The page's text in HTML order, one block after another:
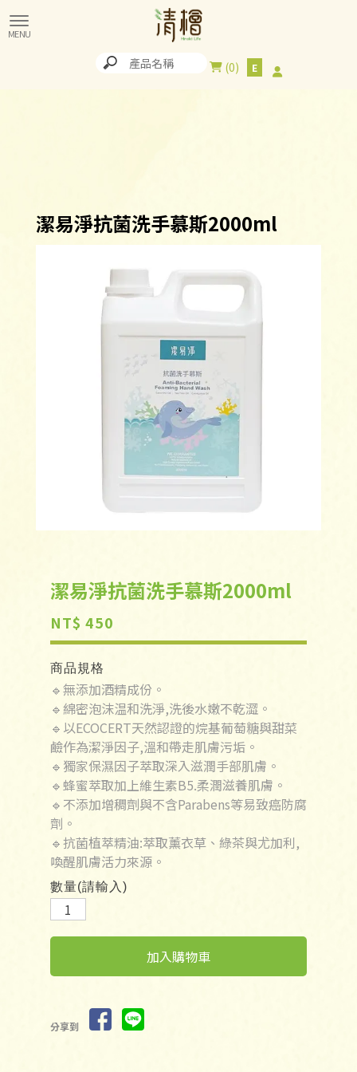
0
潔易淨抗菌洗手慕斯2000ml
潔易淨抗菌洗手慕斯2000ml
NT$ 450
商品規格
🔹無添加酒精成份。
🔹綿密泡沫温和洗淨,洗後水嫩不乾澀。
🔹以ECOCERT天然認證的烷基葡萄糖與甜菜
鹼作為潔淨因子,溫和帶走肌膚污垢。
🔹獨家保濕因子萃取深入滋潤手部肌膚。
🔹蜂蜜萃取加上維生素B5.柔潤滋養肌膚。
🔹不添加增稠劑與不含Parabens等易致癌防腐
劑。
🔹抗菌植萃精油:萃取薰衣草、綠茶與尤加利,
喚醒肌膚活力來源。
數量(請輸入)
加入購物車
分享到